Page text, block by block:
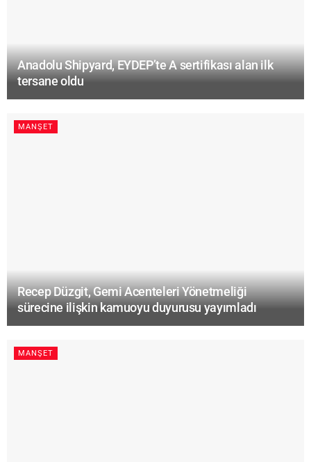
Anadolu Shipyard, EYDEP’te A sertifikası alan ilk
tersane oldu
MANŞET
Recep Düzgit, Gemi Acenteleri Yönetmeliği
sürecine ilişkin kamuoyu duyurusu yayımladı
MANŞET